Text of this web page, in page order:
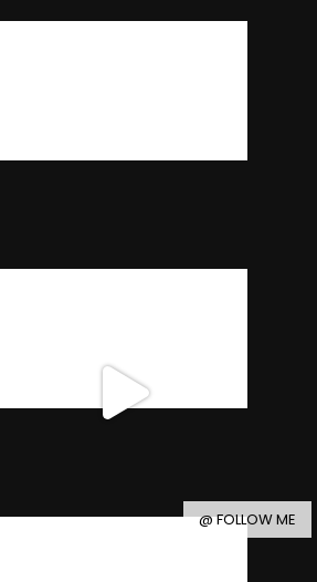
@ FOLLOW ME